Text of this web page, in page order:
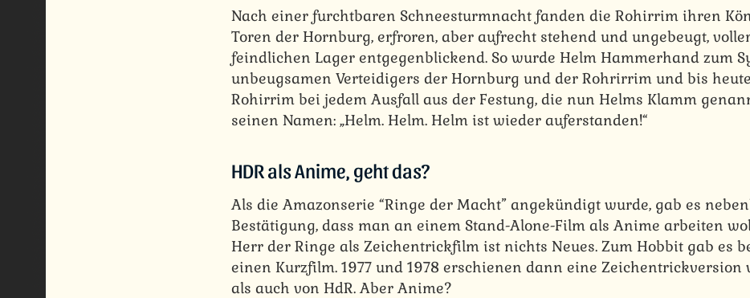
Nach einer furchtbaren Schneesturmnacht fanden die Rohirrim ihren
Toren der Hornburg, erfroren, aber aufrecht stehend und ungebeugt,
feindlichen Lager entgegenblickend. So wurde Helm Hammerhand zum
unbeugsamen Verteidigers der Hornburg und der Rohrirrim und bis
Rohirrim bei jedem Ausfall aus der Festung, die nun Helms Klamm
seinen Namen: „Helm. Helm. Helm ist wieder auferstanden!“
HDR als Anime, geht das?
Als die Amazonserie “Ringe der Macht” angekündigt wurde, gab es
Bestätigung, dass man an einem Stand-Alone-Film als Anime arbeiten
Herr der Ringe als Zeichentrickfilm ist nichts Neues. Zum Hobbit gab es
einen Kurzfilm. 1977 und 1978 erschienen dann eine Zeichentrickversion
als auch von HdR. Aber Anime?